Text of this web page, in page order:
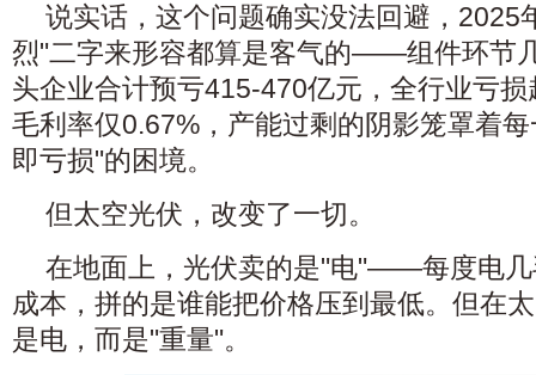
说实话，这个问题确实没法回避，2025
烈"二字来形容都算是客气的——组件环节
头企业合计预亏415-470亿元，全行业亏
毛利率仅0.67%，产能过剩的阴影笼罩着
即亏损"的困境。
但太空光伏，改变了一切。
在地面上，光伏卖的是"电"——每度电几
成本，拼的是谁能把价格压到最低。但在
是电，而是"重量"。